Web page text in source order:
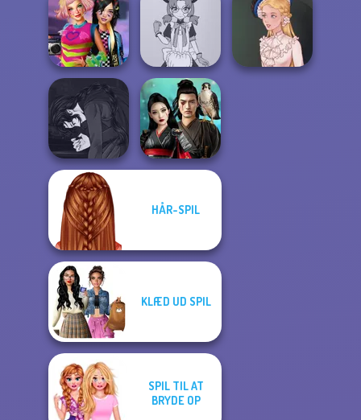
Belle Époque
Costume Creator
Casual Weekend
Fashionistas
Manga Creator
Vampire Hunter
P...
BFFs Weirdcore
Aesthetic
Tokyo Mew Mew
Creator
Manga Creator
Vampire Hunter
P...
Samurai Spirit
HÅR-SPIL
KLÆD UD SPIL
SPIL TIL AT
BRYDE OP